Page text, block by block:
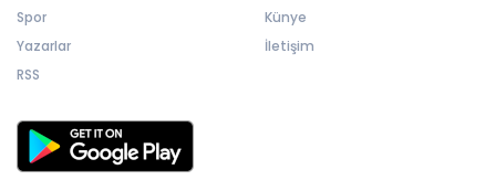
Spor
Yazarlar
RSS
Künye
İletişim